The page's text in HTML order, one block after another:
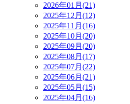
2026年01月(21)
2025年12月(12)
2025年11月(16)
2025年10月(20)
2025年09月(20)
2025年08月(17)
2025年07月(22)
2025年06月(21)
2025年05月(15)
2025年04月(16)